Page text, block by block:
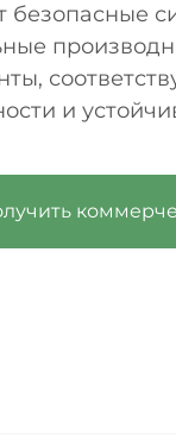
безопасные
и